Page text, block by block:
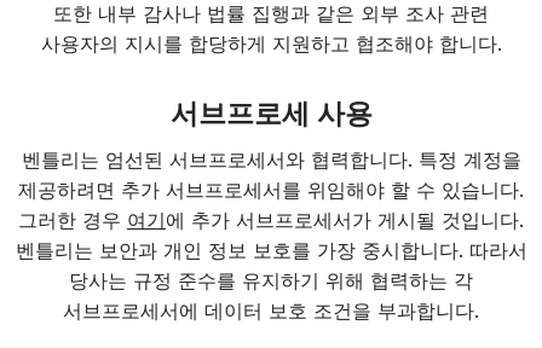
또한 내부 감사나 법률 집행과 같은 외부 조사 관련
사용자의 지시를 합당하게 지원하고 협조해야 합니다.
서브프로세 사용
벤틀리는 엄선된 서브프로세서와 협력합니다. 특정 계정을
제공하려면 추가 서브프로세서를 위임해야 할 수 있습니다.
그러한 경우 여기에 추가 서브프로세서가 게시될 것입니다.
벤틀리는 보안과 개인 정보 보호를 가장 중시합니다. 따라서
당사는 규정 준수를 유지하기 위해 협력하는 각
서브프로세서에 데이터 보호 조건을 부과합니다.